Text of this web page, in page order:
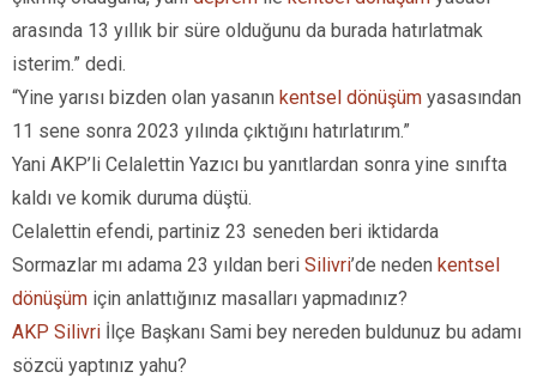
arasında 13 yıllık bir süre olduğunu da burada hatırlatmak
isterim.” dedi.
“Yine yarısı bizden olan yasanın kentsel dönüşüm yasasından
11 sene sonra 2023 yılında çıktığını hatırlatırım.”
Yani AKP’li Celalettin Yazıcı bu yanıtlardan sonra yine sınıfta
kaldı ve komik duruma düştü.
Celalettin efendi, partiniz 23 seneden beri iktidarda
Sormazlar mı adama 23 yıldan beri Silivri’de neden kentsel
dönüşüm için anlattığınız masalları yapmadınız?
AKP Silivri İlçe Başkanı Sami bey nereden buldunuz bu adamı
sözcü yaptınız yahu?